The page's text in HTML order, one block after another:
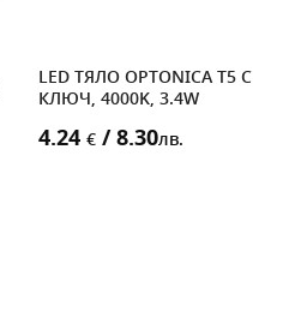
LED ТЯЛО OPTONICA T5 С
КЛЮЧ, 4000K, 3.4W
4.24 € / 8.30лв.